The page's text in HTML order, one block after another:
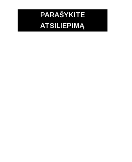
PARAŠYKITE
ATSILIEPIMĄ